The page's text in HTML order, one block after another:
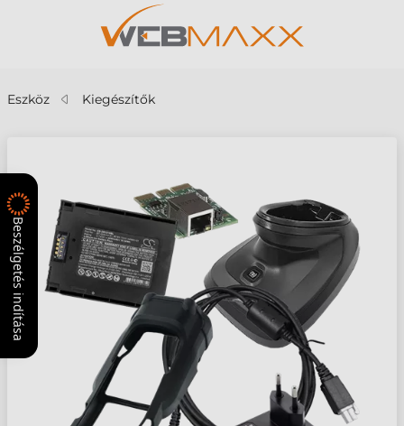
Eszköz Kiegészítők
Beszélgetés indítása